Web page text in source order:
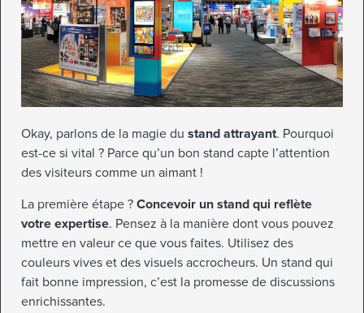
Okay, parlons de la magie du stand attrayant. Pourquoi
est-ce si vital ? Parce qu’un bon stand capte l’attention
des visiteurs comme un aimant !
La première étape ? Concevoir un stand qui reflète
votre expertise. Pensez à la manière dont vous pouvez
mettre en valeur ce que vous faites. Utilisez des
couleurs vives et des visuels accrocheurs. Un stand qui
fait bonne impression, c’est la promesse de discussions
enrichissantes.